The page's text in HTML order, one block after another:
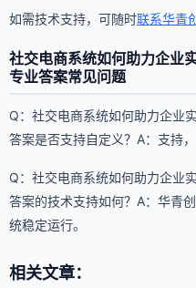
如需技术支持，可随时联系华青
社交电商系统如何助力企业
专业答案常见问题
Q：社交电商系统如何助力企业
答案是否支持自定义？A：支持
Q：社交电商系统如何助力企业
答案的技术支持如何？A：华青
统稳定运行。
相关文章：